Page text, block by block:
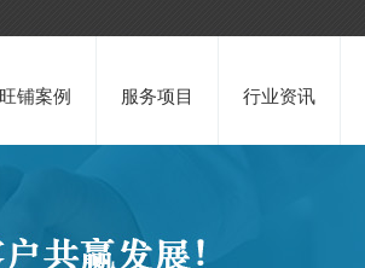
旺铺案例 服务项目 行业资讯